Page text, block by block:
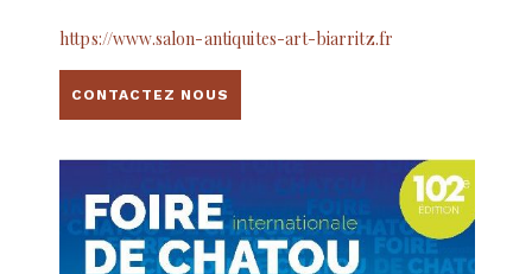
https://www.salon-antiquites-art-biarritz.fr
CONTACTEZ NOUS